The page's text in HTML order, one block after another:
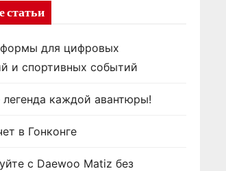
статьи
для цифровых
и спортивных событий
каждой авантюры!
в Гонконге
с Daewoo Matiz без